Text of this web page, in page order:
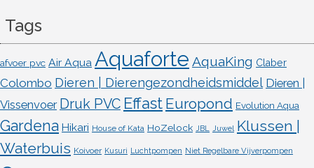
Tags
afvoer pvc Air Aqua Aquaforte AquaKing Claber
Colombo Dieren | Dierengezondheidsmiddel Dieren |
Vissenvoer Druk PVC Effast Europond Evolution Aqua
Gardena Hikari House of Kata HoZelock JBL Juwel Klussen |
Waterbuis Koivoer Kusuri Luchtpompen Niet Regelbare Vijverpompen